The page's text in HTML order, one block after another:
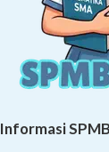
Informasi